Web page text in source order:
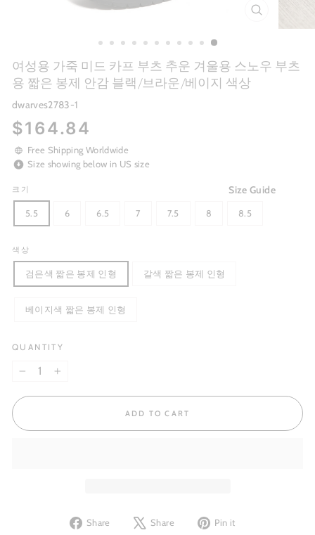
(ESC)
여성용 가죽 미드 카프 부츠 추운 겨울용 스노우 부츠
용 짧은 봉제 안감 블랙/브라운/베이지 색상
dwarves2783-1
Regular
price
$164.84
Free Shipping Worldwide
Size showing below in US size
Size Guide
크기
5.5 6 6.5 7 7.5 8 8.5
색상
검은색 짧은 봉제 인형 갈색 짧은 봉제 인형
베이지색 짧은 봉제 인형
QUANTITY
ADD TO CART
Share
Share
Share
Tweet Pin it